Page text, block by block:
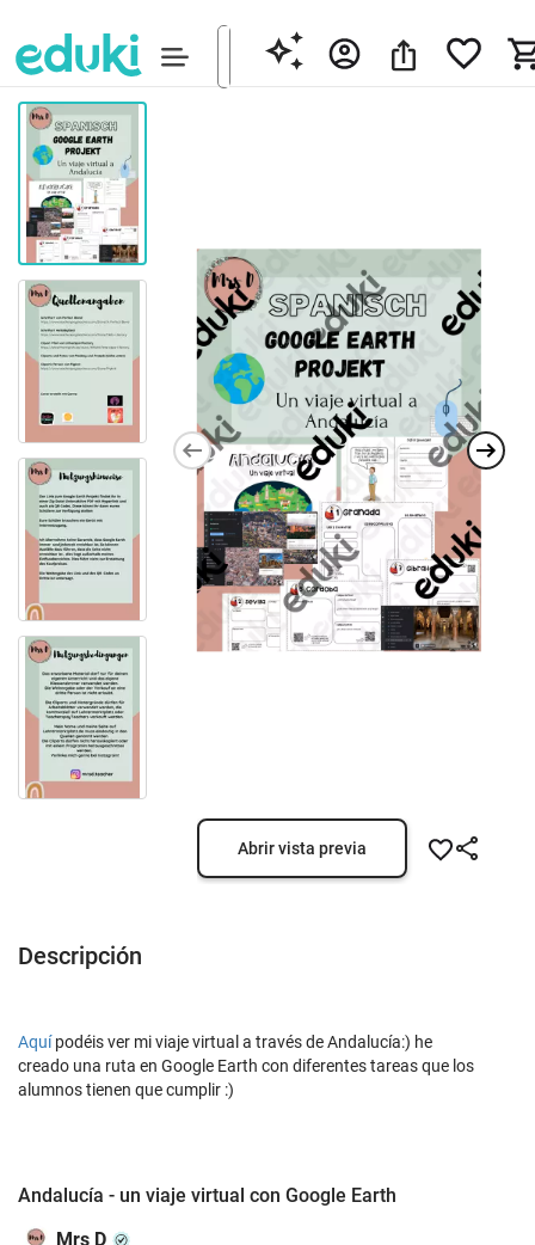
Abrir vista previa
Descripción
Aquípodéis ver mi viaje virtual a través de Andalucía:) he
creado una ruta en Google Earth con diferentes tareas que los
alumnos tienen que cumplir :)
Andalucía - un viaje virtual con Google Earth
Mrs D